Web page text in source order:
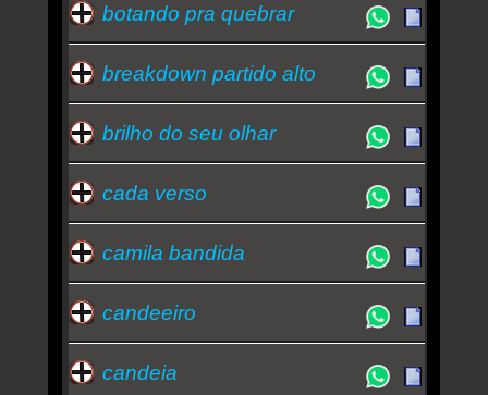
botando pra quebrar
breakdown partido alto
brilho do seu olhar
cada verso
camila bandida
candeeiro
candeia